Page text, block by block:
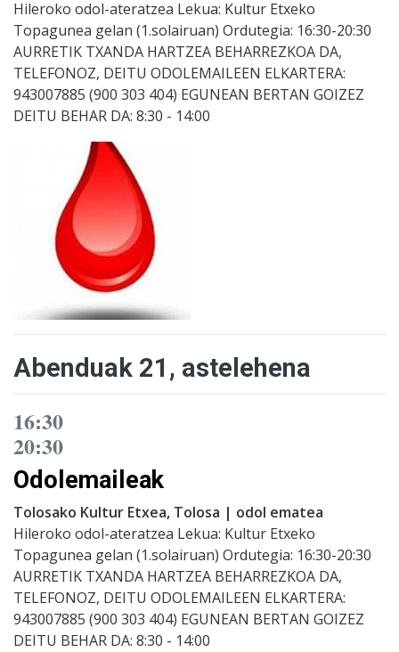
Hileroko odol-ateratzea Lekua: Kultur Etxeko
Topagunea gelan (1.solairuan) Ordutegia: 16:30-20:30
AURRETIK TXANDA HARTZEA BEHARREZKOA DA,
TELEFONOZ, DEITU ODOLEMAILEEN ELKARTERA:
943007885 (900 303 404) EGUNEAN BERTAN GOIZEZ
DEITU BEHAR DA: 8:30 - 14:00
Abenduak 21, astelehena
16:30
20:30
Odolemaileak
Tolosako Kultur Etxea, Tolosa | odol ematea
Hileroko odol-ateratzea Lekua: Kultur Etxeko
Topagunea gelan (1.solairuan) Ordutegia: 16:30-20:30
AURRETIK TXANDA HARTZEA BEHARREZKOA DA,
TELEFONOZ, DEITU ODOLEMAILEEN ELKARTERA:
943007885 (900 303 404) EGUNEAN BERTAN GOIZEZ
DEITU BEHAR DA: 8:30 - 14:00